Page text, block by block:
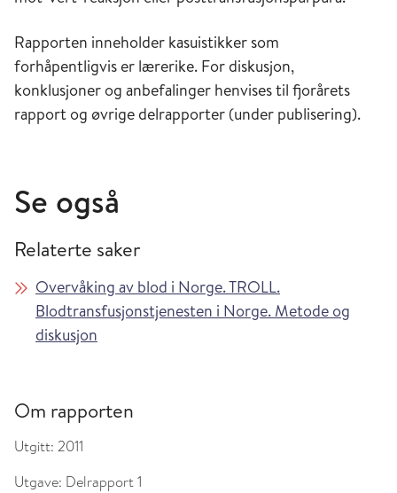
Rapporten inneholder kasuistikker som
forhåpentligvis er lærerike. For diskusjon,
konklusjoner og anbefalinger henvises til fjorårets
rapport og øvrige delrapporter (under publisering).
Se også
Relaterte saker
Overvåking av blod i Norge. TROLL.
Blodtransfusjonstjenesten i Norge. Metode og
diskusjon
Om rapporten
Utgitt: 2011
Utgave: Delrapport 1